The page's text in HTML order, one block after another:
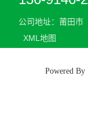
公司地址：莆田市
XML地图
Powered